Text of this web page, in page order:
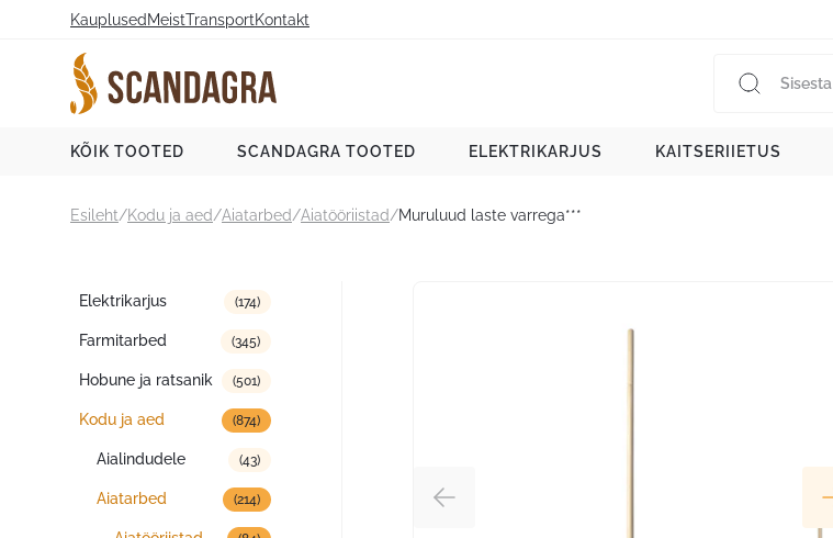
Kauplused MeistTransportKontakt
KÕIK TOOTED SCANDAGRA TOOTED ELEKTRIKARJUS KAITSERIIETUS
Esileht/Kodu ja aed/Aiatarbed/Aiatööriistad/Muruluud laste varrega***
Tootekategooriad
Elektrikarjus (174)
Farmitarbed (345)
Hobune ja ratsanik (501)
Kodu ja aed (874)
Aialindudele (43)
Aiatarbed (214)